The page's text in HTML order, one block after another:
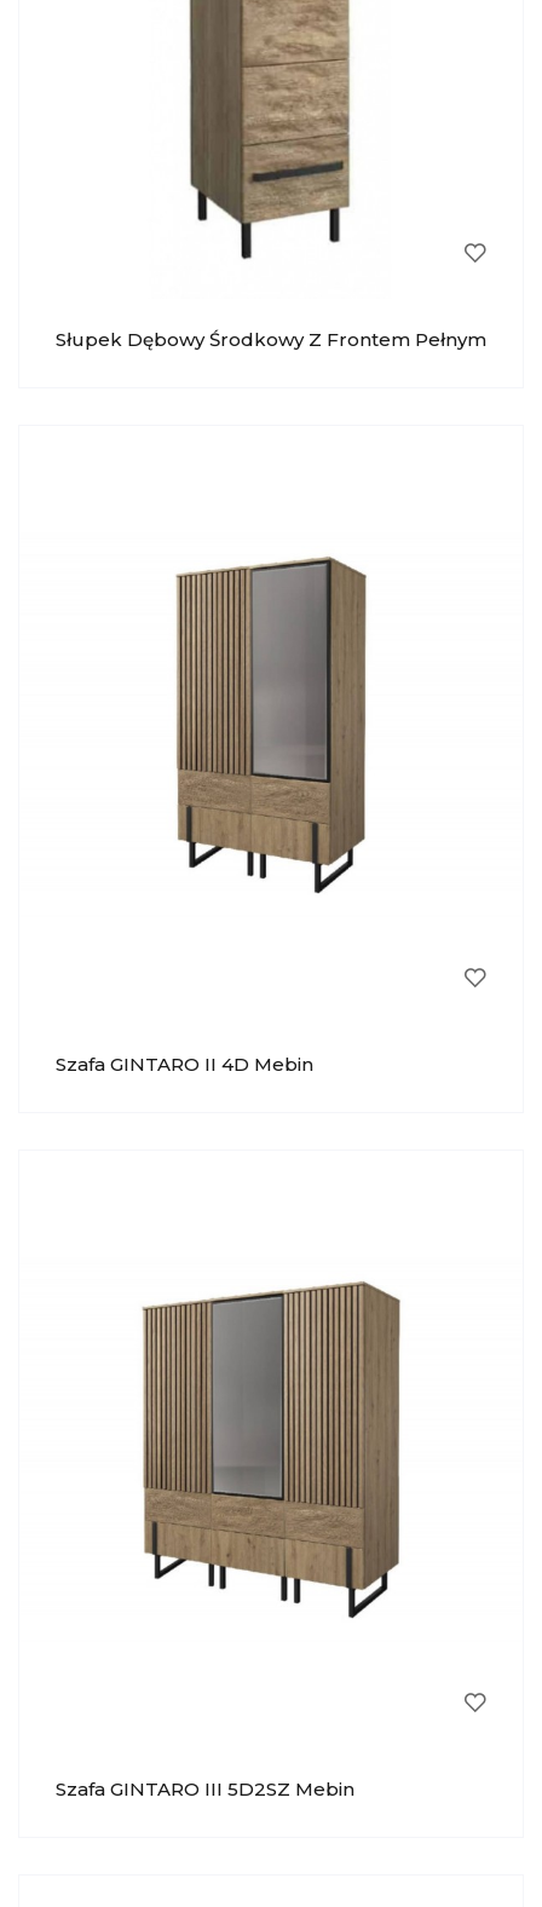
Słupek Dębowy Środkowy Z Frontem Pełnym
Szafa GINTARO II 4D Mebin
Szafa GINTARO III 5D2SZ Mebin